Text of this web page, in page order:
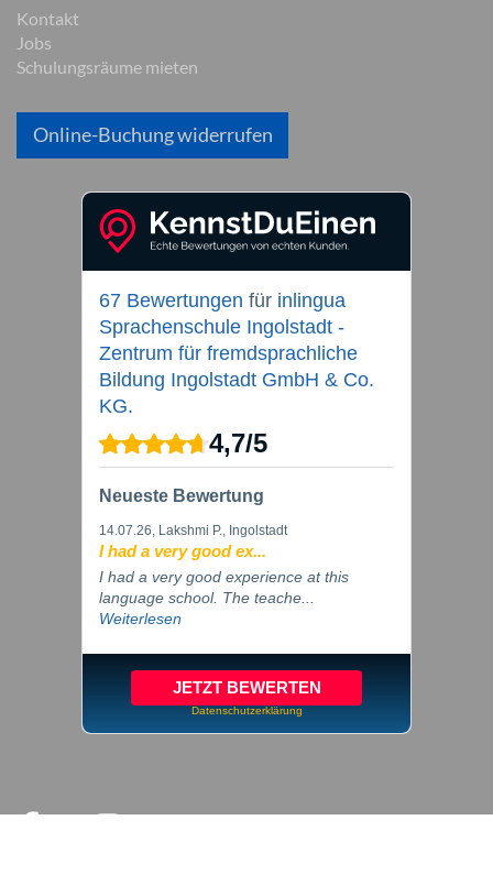
Kontakt
Jobs
Schulungsräume mieten
Online-Buchung widerrufen
67 Bewertungen für inlingua
Sprachenschule Ingolstadt -
Zentrum für fremdsprachliche
Bildung Ingolstadt GmbH & Co.
KG.
4,7/5
Neueste Bewertung
14.07.26, Lakshmi P., Ingolstadt
I had a very good ex...
I had a very good experience at this
language school. The teache...
Weiterlesen
JETZT BEWERTEN
Datenschutzerklärung